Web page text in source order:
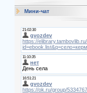
Мини-чат